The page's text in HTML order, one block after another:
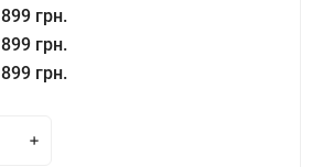
грн.
грн.
грн.